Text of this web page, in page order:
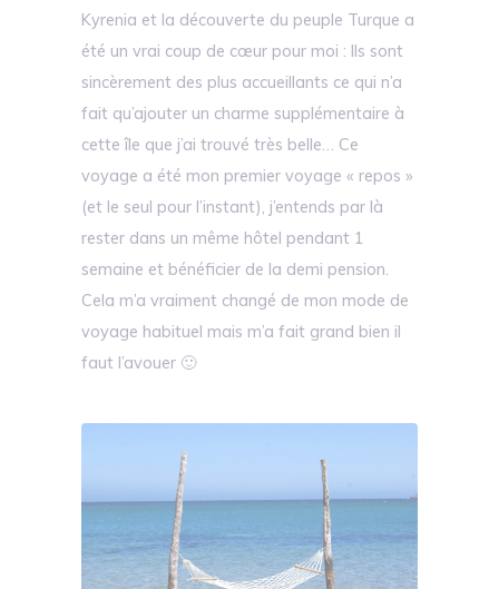
Kyrenia et la découverte du peuple Turque a
été un vrai coup de cœur pour moi : Ils sont
sincèrement des plus accueillants ce qui n’a
fait qu’ajouter un charme supplémentaire à
cette île que j’ai trouvé très belle… Ce
voyage a été mon premier voyage « repos »
(et le seul pour l’instant), j’entends par là
rester dans un même hôtel pendant 1
semaine et bénéficier de la demi pension.
Cela m’a vraiment changé de mon mode de
voyage habituel mais m’a fait grand bien il
faut l’avouer 🙂